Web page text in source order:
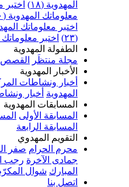
اختبر معلوماتك
المهدوية (٢٠)
اختبر
معلوماتك المهدوية (٢٢)
اختبر معلوماتك المهدوية (٢٤)
المهدوية
منتظَر
القصص المهدوية
المهدوية
ونشاطات المركز اصدارات
أخبار ونشاطات مهدوية
المهدوية
الأولى المسابقة الثانية
الرابعة
المهدوي
الحرام
صفر المظفّر ربيع
رجب المرجّب
شوال المكرّم ذي القعدة